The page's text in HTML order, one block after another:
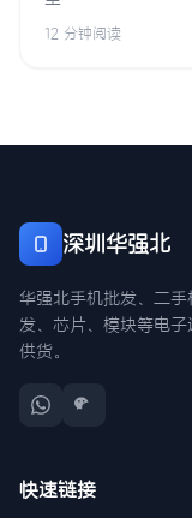
12 分钟阅读
深圳华强北
华强北手机批发、二
发、芯片、模块等电
供货。
快速链接